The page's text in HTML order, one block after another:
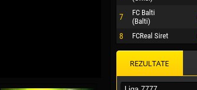
Jair Ameth MODELO HERRERA
7
FC Balti
(Balti)
8 FCReal Siret
REZULTATE